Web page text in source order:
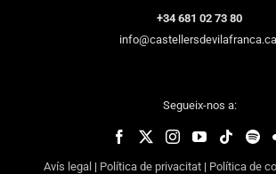
+34 681 02 73 80
Segueix-nos a:
Avís legal | Política de privacitat| Política de